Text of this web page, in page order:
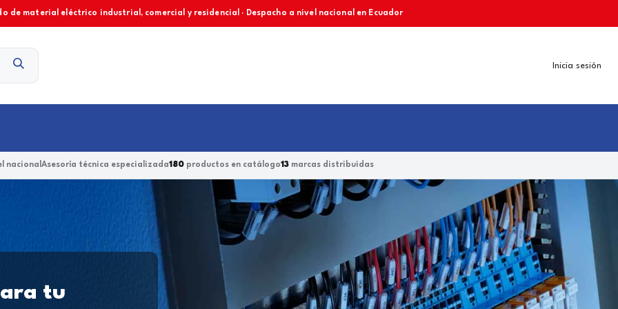
de material eléctrico industrial, comercial y residencial · Despacho a nivel nacional en Ecuador
Inicia sesión
nacional Asesoría técnica especializada180 productos en catálogo13 marcas distribuidas
tu